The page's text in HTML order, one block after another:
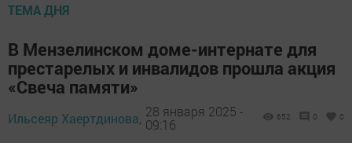
ТЕМА ДНЯ
В Мензелинском доме-интернате для
престарелых и инвалидов прошла акция
«Свеча памяти»
Ильсеяр Хаертдинова, 28 января 2025 -
09:16
652 0 0